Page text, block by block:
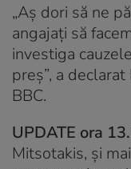
„Aș dori să ne
angajați să
investiga
preș”, a
BBC.
UPDATE ora
Mitsotakis, și